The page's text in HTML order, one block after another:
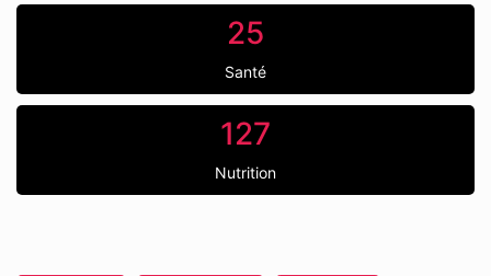
25
Santé
127
Nutrition